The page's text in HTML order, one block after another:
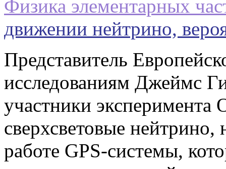
Физика элементарных
движении нейтрино,
Представитель
исследованиям Джеймс
участники
сверхсветовые
работе GPS-системы,